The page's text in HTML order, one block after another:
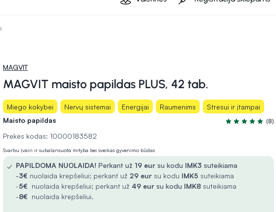
MAGVIT
MAGVIT maisto papildas PLUS, 42 tab.
Miego kokybei Nervų sistemai Energijai Raumenims
Stresui ir įtampai
Maisto papildas
Įvertinimas
(8)
Prekės kodas: 10000183582
Svarbu įvairi ir subalansuota mityba bei sveikas gyvenimo būdas
✓ PAPILDOMA NUOLAIDA! Perkant už 19 eur su kodu IMK3 suteikiama
-3€ nuolaida krepšeliui; perkant už 29 eur su kodu IMK5 suteikiama
-5€ nuolaida krepšeliui; perkant už 49 eur su kodu IMK8 suteikiama
-8€ nuolaida krepšeliui.